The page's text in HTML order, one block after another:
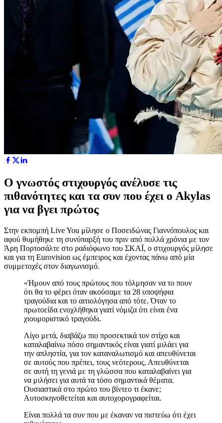
Ο γνωστός στιχουργός ανέλυσε τις
πιθανότητες και τα συν που έχει ο Akylas
για να βγει πρώτος
Στην εκπομπή Live You μίλησε ο Ποσειδώνας Γιαννόπουλος και
αφού θυμήθηκε τη συνύπαρξή του πριν από πολλά χρόνια με τον
Άρη Πορτοσάλτε στο ραδιόφωνο του ΣΚΑΪ, ο στιχουργός μίλησε
και για τη Eurovision ως έμπειρος και έχοντας πάνω από μία
συμμετοχές στον διαγωνισμό.
«Ήμουν από τους πρώτους που τόλμησαν να το πουν
ότι θα το φέρει όταν ακούσαμε τα 28 υποψήφια
τραγούδια και το αιτιολόγησα από τότε. Όταν το
πρωτοείδα ενοχλήθηκα γιατί νόμιζα ότι είναι ένα
χιουμοριστικό τραγούδι.
Λίγο μετά, διαβάζω πιο προσεκτικά τον στίχο και
καταλαβαίνω πόσο σημαντικός είναι γιατί μιλάει για
την απληστία, για τον καταναλωτισμό και απευθύνεται
σε αυτούς που πρέπει, τους νεότερους. Απευθύνεται
σε αυτή τη γενιά με τη γλώσσα που καταλαβαίνει για
να μιλήσει για αυτά τα τόσο σημαντικά θέματα.
Ουσιαστικά στο πρώτο του βίντεο τι έκανε;
Αυτοσκηνοθετείται και αυτοχορογραφείται.
Είναι πολλά τα συν που με έκαναν να πιστεύω ότι έχει